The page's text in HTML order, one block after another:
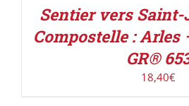
Sentier vers Saint-
Compostelle : Arles
GR®
18,40€